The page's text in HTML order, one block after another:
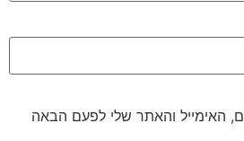
האימייל והאתר שלי לפעם הבאה